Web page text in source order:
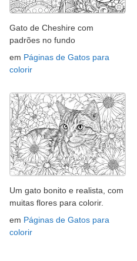
Gato de Cheshire com
padrões no fundo
em Páginas de Gatos para
colorir
Um gato bonito e realista, com
muitas flores para colorir.
em Páginas de Gatos para
colorir